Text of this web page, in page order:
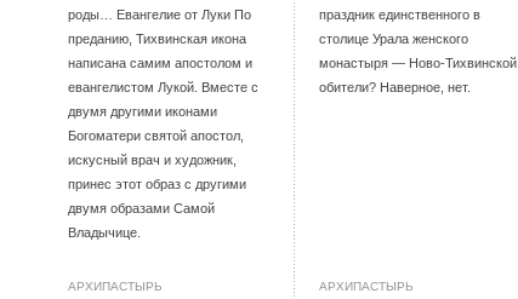
роды… Евангелие от Луки По
преданию, Тихвинская икона
написана самим апостолом и
евангелистом Лукой. Вместе с
двумя другими иконами
Богоматери святой апостол,
искусный врач и художник,
принес этот образ с другими
двумя образами Самой
Владычице.
праздник единственного в
столице Урала женского
монастыря — Ново-Тихвинской
обители? Наверное, нет.
АРХИПАСТЫРЬ АРХИПАСТЫРЬ